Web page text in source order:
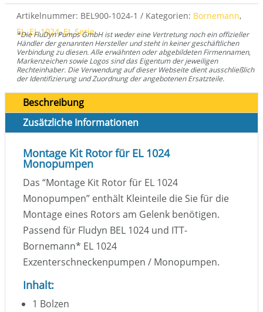
Artikelnummer: BEL900-1024-1 Kategorien: Bornemann,
EL,EL 1024,EL Serie
*Die FluDyn Pumps GmbH ist weder eine Vertretung noch ein offizieller
Händler der genannten Hersteller und steht in keiner geschäftlichen
Verbindung zu diesen. Alle erwähnten oder abgebildeten Firmennamen,
Markenzeichen sowie Logos sind das Eigentum der jeweiligen
Rechteinhaber. Die Verwendung auf dieser Webseite dient ausschließlich
der Identifizierung und Zuordnung der angebotenen Ersatzteile.
Beschreibung
Zusätzliche Informationen
Montage Kit Rotor für EL 1024
Monopumpen
Das “Montage Kit Rotor für EL 1024
Monopumpen” enthält Kleinteile die Sie für die
Montage eines Rotors am Gelenk benötigen.
Passend für Fludyn BEL 1024 und ITT-
Bornemann* EL 1024
Exzenterschneckenpumpen / Monopumpen.
Inhalt:
1 Bolzen